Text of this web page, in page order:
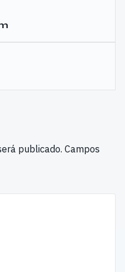
publicado. Campos